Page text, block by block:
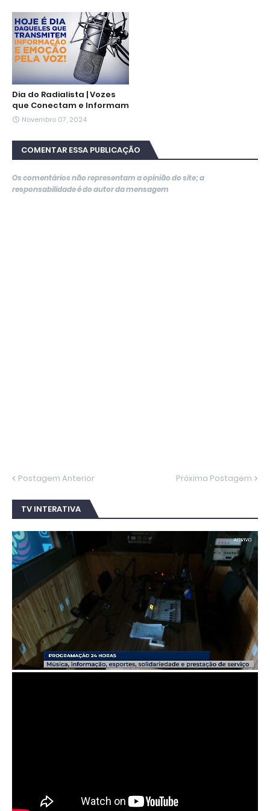
Dia do Radialista | Vozes
que Conectam e Informam
Novembro 07, 2024
COMENTAR ESSA PUBLICAÇÃO
Os comentários não representam a opinião do site; a
responsabilidade é do autor da mensagem
Postagem Anterior Próxima Postagem
TV INTERATIVA